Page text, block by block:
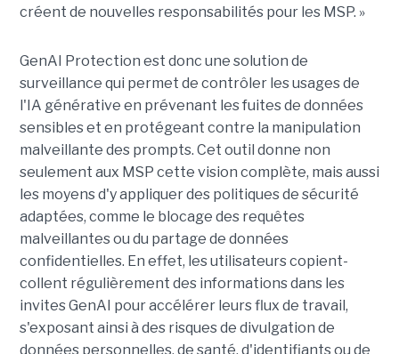
créent de nouvelles responsabilités pour les MSP. »
GenAI Protection est donc une solution de
surveillance qui permet de contrôler les usages de
l'IA générative en prévenant les fuites de données
sensibles et en protégeant contre la manipulation
malveillante des prompts. Cet outil donne non
seulement aux MSP cette vision complète, mais aussi
les moyens d'y appliquer des politiques de sécurité
adaptées, comme le blocage des requêtes
malveillantes ou du partage de données
confidentielles. En effet, les utilisateurs copient-
collent régulièrement des informations dans les
invites GenAI pour accélérer leurs flux de travail,
s'exposant ainsi à des risques de divulgation de
données personnelles, de santé, d'identifiants ou de